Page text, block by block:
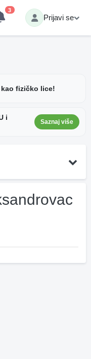
3
Prijavi se
kao fizičko lice!
i
Saznaj više